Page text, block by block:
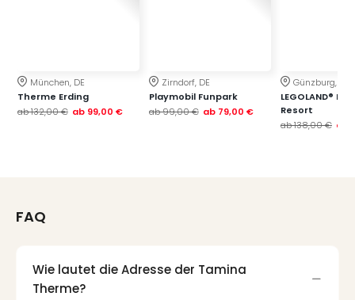
München, DE
Therme Erding
ab132,00 € ab 99,00 €
Zirndorf, DE
Playmobil Funpark
ab99,00 € ab 79,00 €
Günzburg, DE
LEGOLAND®
Resort
ab138,00 € ab
FAQ
Wie lautet die Adresse der Tamina
Therme?